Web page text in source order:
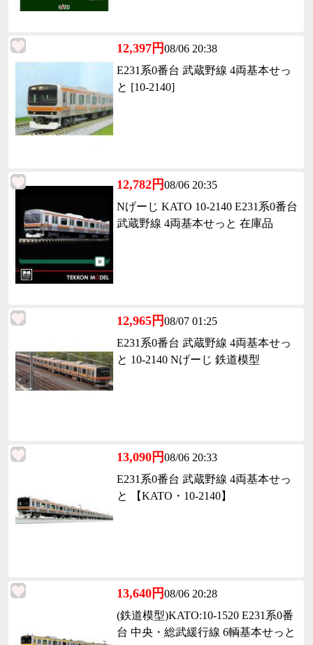
12,397円08/06 20:38
E231系0番台 武蔵野線 4両基本せっ
と [10-2140]
12,782円08/06 20:35
Nげーじ KATO 10-2140 E231系0番台
武蔵野線 4両基本せっと 在庫品
12,965円08/07 01:25
E231系0番台 武蔵野線 4両基本せっ
と 10-2140 Nげーじ 鉄道模型
13,090円08/06 20:33
E231系0番台 武蔵野線 4両基本せっ
と 【KATO・10-2140】
13,640円08/06 20:28
(鉄道模型)KATO:10-1520 E231系0番
台 中央・総武緩行線 6輌基本せっと